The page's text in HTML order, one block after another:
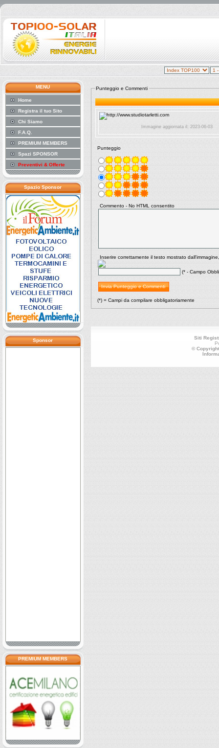
MENU
Home
Registra il tuo Sito
Chi Siamo
F.A.Q.
PREMIUM MEMBERS
Spazi SPONSOR
Preventivi & Offerte
Spazio Sponsor
Sponsor
PREMIUM MEMBERS
Punteggio e Commenti
Immagine aggiornata il: 2023-06-03
Punteggio
Commento - No HTML consentito
Inserire correttamente il testo mostrato
(* - Campo
(*) = Campi da compilare obbligatoriamente
Siti
©